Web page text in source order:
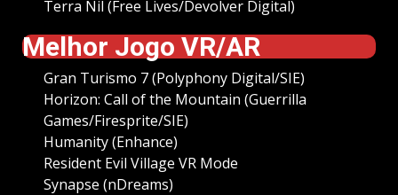
Terra Nil (Free Lives/Devolver Digital)
Melhor Jogo VR/AR
Gran Turismo 7 (Polyphony Digital/SIE)
Horizon: Call of the Mountain (Guerrilla
Games/Firesprite/SIE)
Humanity (Enhance)
Resident Evil Village VR Mode
Synapse (nDreams)